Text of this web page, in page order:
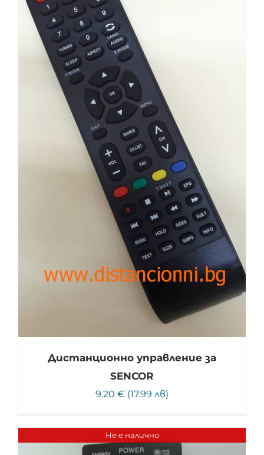
Дистанционно управление за
SENCOR
9.20 € (17.99 лв)
Не е налично